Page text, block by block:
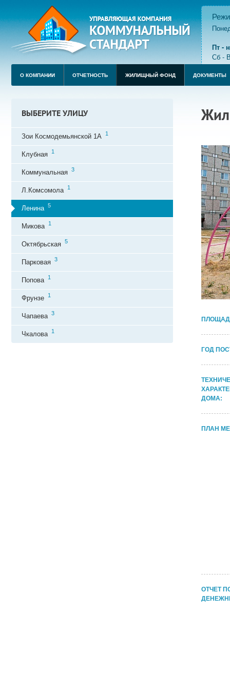
Пт -
Сб -
О КОМПАНИИ ОТЧЕТНОСТЬ ЖИЛИЩНЫЙ ФОНД ДОКУМЕНТЫ
ГОД
ДОМА:
ПЛАН
ОТЧЕТ
ВЫБЕРИТЕ УЛИЦУ
Зои Космодемьянской 1А 1
Клубная 1
Коммунальная 3
Л.Комсомола 1
Ленина 5
Микова 1
Октябрьская 5
Парковая 3
Попова 1
Фрунзе 1
Чапаева 3
Чкалова 1